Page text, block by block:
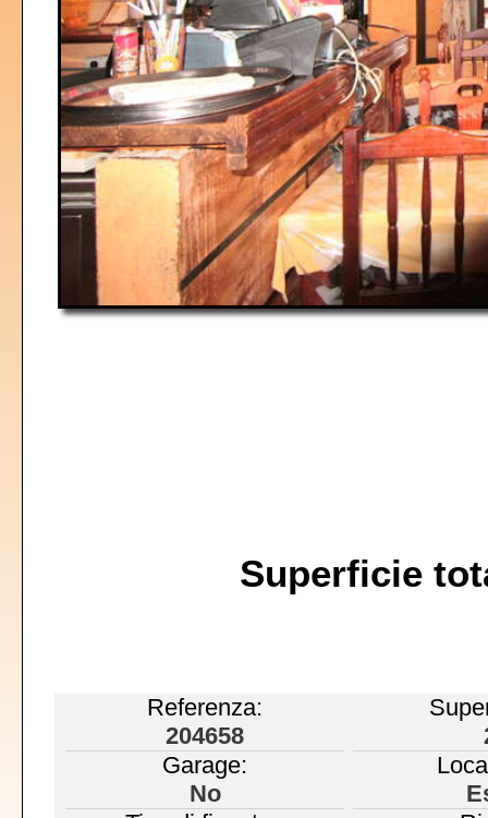
Superficie
Referenza:
204658
Garage:
No